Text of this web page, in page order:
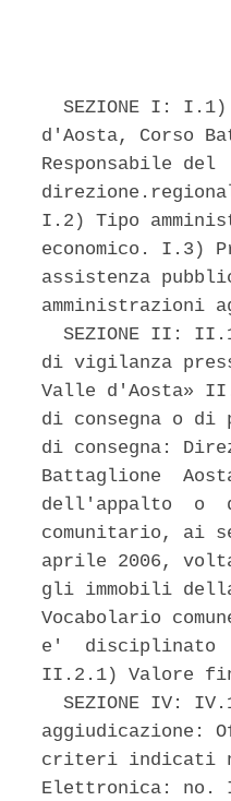
SEZIONE I:
d'Aosta, Corso
Responsabile del
I.2) Tipo
economico.
assistenza
amministrazioni
SEZIONE II:
di vigilanza
Valle d'Aosta»
di consegna o
di consegna:
Battaglione
dell'appalto  o
comunitario, ai
aprile 2006,
gli immobili
Vocabolario
e'  disciplinato
II.2.1) Valore
SEZIONE IV:
aggiudicazione:
criteri indicati
Elettronica: no.